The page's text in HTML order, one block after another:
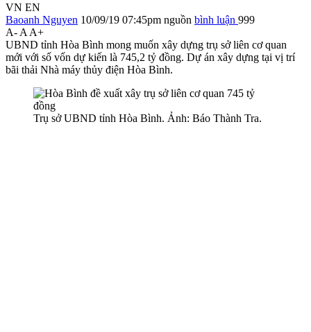
VN EN
Baoanh Nguyen 10/09/19 07:45pm nguồn bình luận 999
A- A A+
UBND tỉnh Hòa Bình mong muốn xây dựng trụ sở liên cơ quan
mới với số vốn dự kiến là 745,2 tỷ đồng. Dự án xây dựng tại vị trí
bãi thải Nhà máy thủy điện Hòa Bình.
Trụ sở UBND tỉnh Hòa Bình. Ảnh: Báo Thành Tra.